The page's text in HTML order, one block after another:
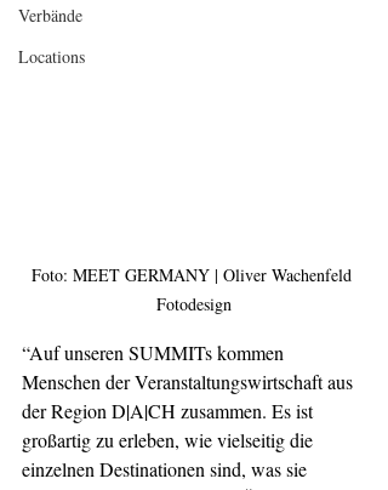
Verbände
Locations
Foto: MEET GERMANY | Oliver Wachenfeld
Fotodesign
“Auf unseren SUMMITs kommen
Menschen der Veranstaltungswirtschaft aus
der Region D|A|CH zusammen. Es ist
großartig zu erleben, wie vielseitig die
einzelnen Destinationen sind, was sie